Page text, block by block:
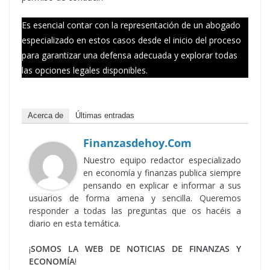
Es esencial contar con la representación de un abogado
especializado en estos casos desde el inicio del proceso
para garantizar una defensa adecuada y explorar todas
las opciones legales disponibles.
Acerca de Últimas entradas
Finanzasdehoy.com
Nuestro equipo redactor especializado
en economía y finanzas publica siempre
pensando en explicar e informar a sus
usuarios de forma amena y sencilla. Queremos
responder a todas las preguntas que os hacéis a
diario en esta temática.
¡SOMOS LA WEB DE NOTICIAS DE FINANZAS Y
ECONOMÍA!